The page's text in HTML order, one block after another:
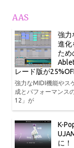
AAS
強力
進化
ため
レード版が
強力なMIDI機能やス
成とパフォーマンス
12」が
K-
に！